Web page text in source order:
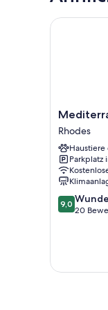
Apartments
Rhodes
Rhodes
Parkplatz
9.0
von
9,0
20